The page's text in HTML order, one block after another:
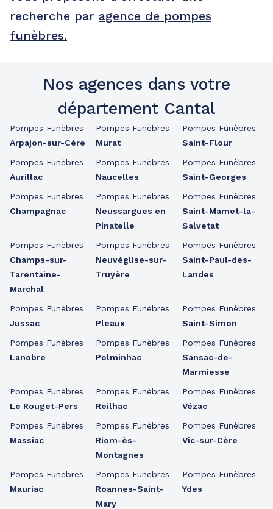
recherche par agence de pompes
funèbres.
Nos agences dans votre
département Cantal
Pompes Funèbres
Arpajon-sur-Cère
Pompes Funèbres
Aurillac
Pompes Funèbres
Champagnac
Pompes Funèbres
Champs-sur-
Tarentaine-
Marchal
Pompes Funèbres
Jussac
Pompes Funèbres
Lanobre
Pompes Funèbres
Le Rouget-Pers
Pompes Funèbres
Massiac
Pompes Funèbres
Mauriac
Pompes Funèbres
Murat
Pompes Funèbres
Naucelles
Pompes Funèbres
Neussargues en
Pinatelle
Pompes Funèbres
Neuvéglise-sur-
Truyère
Pompes Funèbres
Pleaux
Pompes Funèbres
Polminhac
Pompes Funèbres
Reilhac
Pompes Funèbres
Riom-ès-
Montagnes
Pompes Funèbres
Roannes-Saint-
Mary
Pompes Funèbres
Saint-Flour
Pompes Funèbres
Saint-Georges
Pompes Funèbres
Saint-Mamet-la-
Salvetat
Pompes Funèbres
Saint-Paul-des-
Landes
Pompes Funèbres
Saint-Simon
Pompes Funèbres
Sansac-de-
Marmiesse
Pompes Funèbres
Vézac
Pompes Funèbres
Vic-sur-Cère
Pompes Funèbres
Ydes